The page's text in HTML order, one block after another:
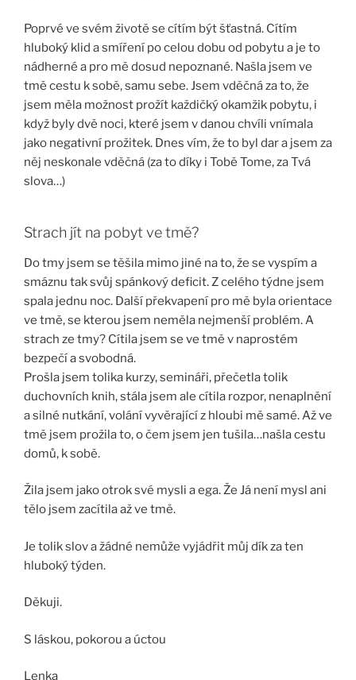
Poprvé ve svém životě se cítím být šťastná. Cítím
hluboký klid a smíření po celou dobu od pobytu a je to
nádherné a pro mě dosud nepoznané. Našla jsem ve
tmě cestu k sobě, samu sebe. Jsem vděčná za to, že
jsem měla možnost prožít každičký okamžik pobytu, i
když byly dvě noci, které jsem v danou chvíli vnímala
jako negativní prožitek. Dnes vím, že to byl dar a jsem za
něj neskonale vděčná (za to díky i Tobě Tome, za Tvá
slova…)
Strach jít na pobyt ve tmě?
Do tmy jsem se těšila mimo jiné na to, že se vyspím a
smáznu tak svůj spánkový deficit. Z celého týdne jsem
spala jednu noc. Další překvapení pro mě byla orientace
ve tmě, se kterou jsem neměla nejmenší problém. A
strach ze tmy? Cítila jsem se ve tmě v naprostém
bezpečí a svobodná.
Prošla jsem tolika kurzy, semináři, přečetla tolik
duchovních knih, stála jsem ale cítila rozpor, nenaplnění
a silné nutkání, volání vyvěrající z hloubi mě samé. Až ve
tmě jsem prožila to, o čem jsem jen tušila…našla cestu
domů, k sobě.
Žila jsem jako otrok své mysli a ega. Že Já není mysl ani
tělo jsem zacítila až ve tmě.
Je tolik slov a žádné nemůže vyjádřit můj dík za ten
hluboký týden.
Děkuji.
S láskou, pokorou a úctou
Lenka